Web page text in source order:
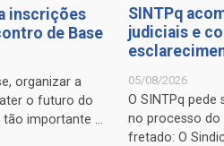
inscrições
de Base
organizar a
o futuro do
tão importante ...
SINTPq
judiciais e
05/08/2026
O SINTPq pede
no processo do
fretado: O